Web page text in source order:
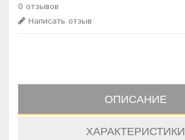
0 отзывов
Написать отзыв
ОПИСАНИЕ
ХАРАКТЕРИСТИКИ